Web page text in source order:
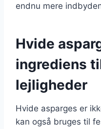
endnu mere
Hvide
ingrediens
lejligheder
Hvide asparges er
kan også bruges til